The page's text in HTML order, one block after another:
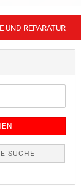
UND REPARATUR
SUCHE